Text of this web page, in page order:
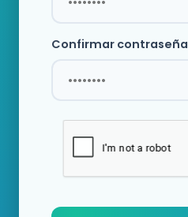
Confirmar contraseña